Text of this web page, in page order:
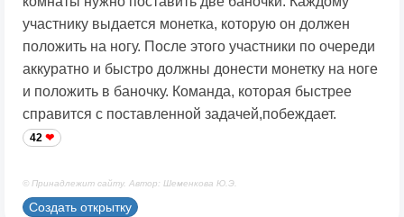
участнику выдается монетка, которую он должен
положить на ногу. После этого участники по очереди
аккуратно и быстро должны донести монетку на ноге
и положить в баночку. Команда, которая быстрее
справится с поставленной задачей,побеждает.
42
© Принадлежит сайту. Автор: Шеменкова Ю.Э.
Создать открытку